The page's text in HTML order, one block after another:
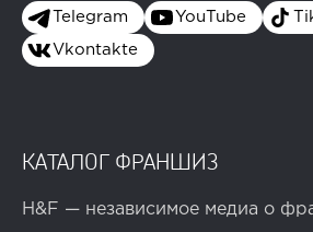
Telegram YouTube
Vkontakte
КАТАЛОГ ФРАНШИЗ
H&F — независимое медиа о